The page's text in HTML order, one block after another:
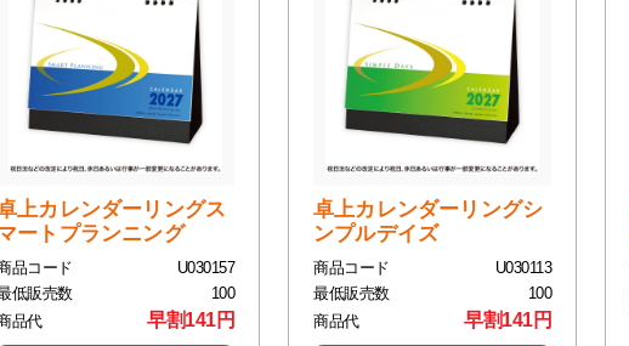
上カレンダーリングス
ートプランニング
品コード
U030157
低販売数
100
品代
早割141円
卓上カレンダーリングシ
ンプルデイズ
商品コード
U030113
最低販売数
100
商品代
早割141円